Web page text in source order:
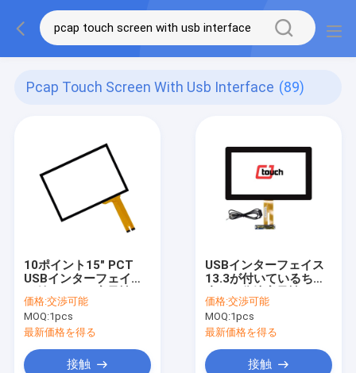
Pcap Touch Screen With Usb Interface (89)
10ポイント15" PCT
USBインターフェイス
PCAPのタッチ画面
価格:交渉可能
MOQ:1pcs
最新価格を得る
接触
USBインターフェイス
13.3が付いているちり
PCAPのタッチ画面」
価格:交渉可能
MOQ:1pcs
最新価格を得る
接触